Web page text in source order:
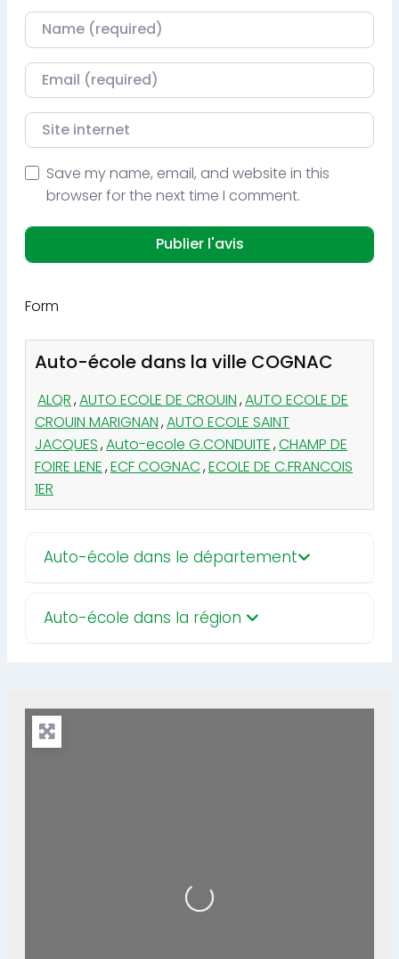
Nom
Courriel
Site internet
Save my name, email, and website in this
browser for the next time I comment.
Form
Auto-école dans la ville COGNAC
ALQR,AUTO ECOLE DE CROUIN,AUTO ECOLE DE
CROUIN MARIGNAN,AUTO ECOLE SAINT
JACQUES,Auto-ecole G.CONDUITE,CHAMP DE
FOIRE LENE,ECF COGNAC,ECOLE DE C.FRANCOIS
1ER
Auto-école dans le département
Auto-école dans la région
Loading...